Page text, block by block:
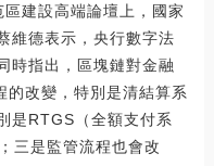
建設高端論壇上，國家
維德表示，央行數字法
時指出，區塊鏈對金融
的改變，特別是清結算系
是RTGS（全額支付系
三是監管流程也會改